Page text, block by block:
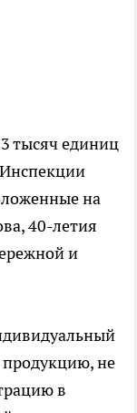
тысяч единиц
Инспекции
на
40-летия
и
не
в